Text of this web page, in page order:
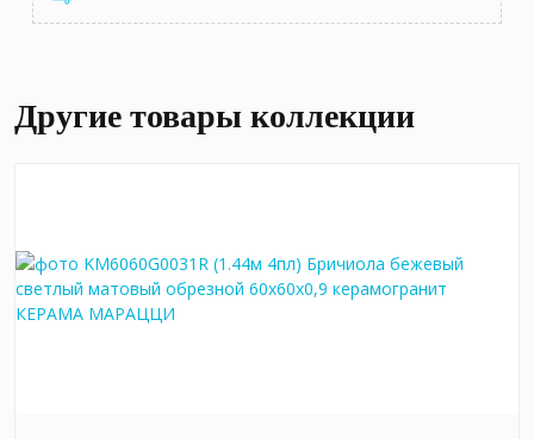
Другие товары коллекции